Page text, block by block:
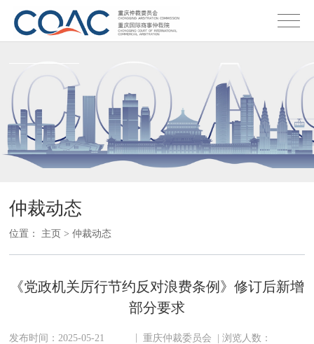
仲裁动态
位置： 主页 >仲裁动态
《党政机关厉行节约反对浪费条例》修订后新增
部分要求
发布时间：2025-05-21
|重庆仲裁委员会 | 浏览人数：